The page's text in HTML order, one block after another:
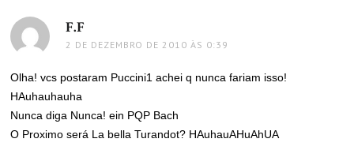
F.F
2 DE DEZEMBRO DE 2010 ÀS 0:39
Olha! vcs postaram Puccini1 achei q nunca fariam isso!
HAuhauhauha
Nunca diga Nunca! ein PQP Bach
O Proximo será La bella Turandot? HAuhauAHuAhUA